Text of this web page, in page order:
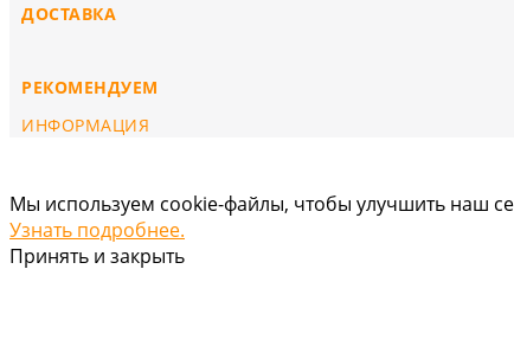
ДОСТАВКА
РЕКОМЕНДУЕМ
ИНФОРМАЦИЯ
Мы используем cookie-файлы, чтобы улучшить наш
Узнать подробнее.
Принять и закрыть